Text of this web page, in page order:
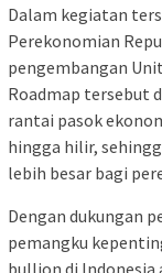
Dalam kegiatan
Perekonomian
pengembangan
Roadmap tersebut
rantai pasok
hingga hilir,
lebih besar bagi
Dengan dukungan
pemangku
bullion di Indonesia